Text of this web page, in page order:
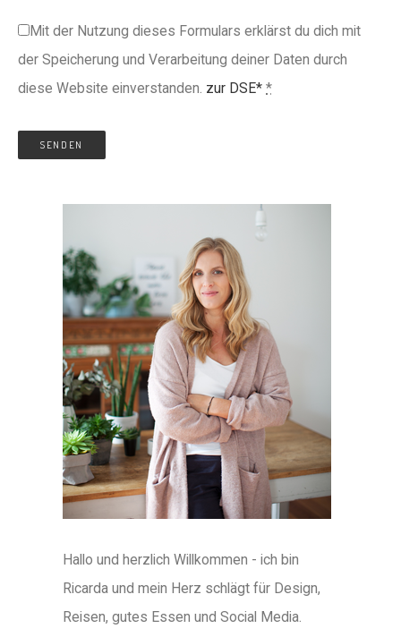
Mit der Nutzung dieses Formulars erklärst du dich mit
der Speicherung und Verarbeitung deiner Daten durch
diese Website einverstanden. zur DSE* *
Hallo und herzlich Willkommen - ich bin
Ricarda und mein Herz schlägt für Design,
Reisen, gutes Essen und Social Media.